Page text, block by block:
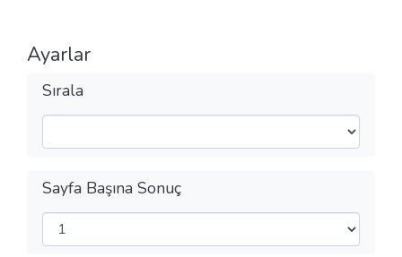
Ayarlar
Sırala
Sayfa Başına Sonuç